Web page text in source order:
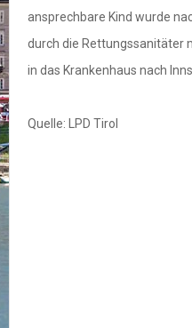
ansprechbare Kind wurde
durch die Rettungssanitäter
in das Krankenhaus nach
Quelle: LPD Tirol